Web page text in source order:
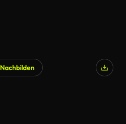
Nachbilden